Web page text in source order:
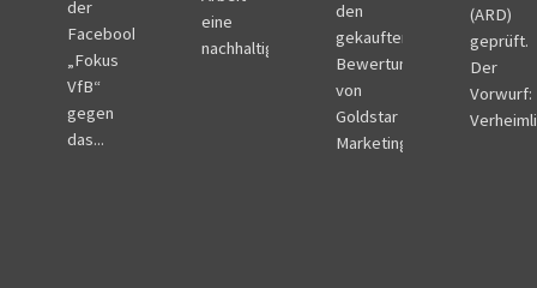
der
Facebookseite
„Fokus
VfB“
gegen
das...
eine
nachhaltige...
den
gekauften
Bewertungen
von
Goldstar
Marketing...
(ARD)
geprüft.
Der
Vorwurf: